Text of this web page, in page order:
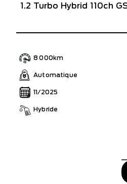
1.2 Turbo Hybrid 110ch
8 000km
Automatique
11/2025
Hybride